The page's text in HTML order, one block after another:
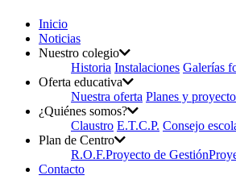
Inicio
Noticias
Nuestro colegio
Historia Instalaciones Galerías
Oferta educativa
Nuestra oferta Planes y
¿Quiénes somos?
Claustro E.T.C.P. Consejo
Plan de Centro
R.O.F.Proyecto de Gestión
Contacto